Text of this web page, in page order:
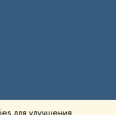
для улучшения